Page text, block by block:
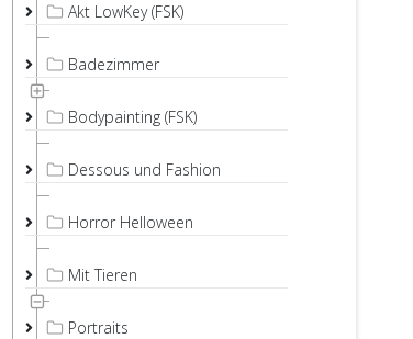
Akt LowKey (FSK)
Badezimmer
Bodypainting (FSK)
Dessous und Fashion
Horror Helloween
Mit Tieren
Portraits